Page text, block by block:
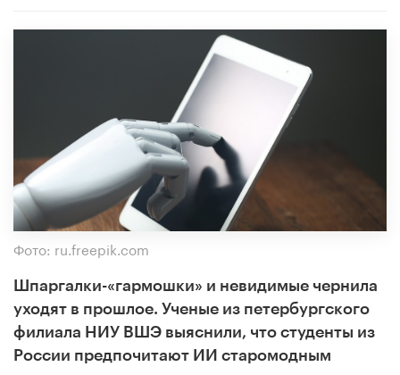
Фото: ru.freepik.com
Шпаргалки-«гармошки» и невидимые чернила
уходят в прошлое. Ученые из петербургского
филиала НИУ ВШЭ выяснили, что студенты из
России предпочитают ИИ старомодным